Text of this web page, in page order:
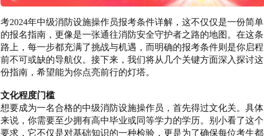
考2024年中级消防设施操作员报考条件详解，这不仅仅是一份简单
的报名指南，更像是一张通往消防安全守护者之路的地图。在这条
路上，每一步都充满了挑战与机遇，而明确的报考条件则是你启程
前不可或缺的导航仪。接下来，我们将从几个关键方面深入探讨这
份指南，希望能为你点亮前行的灯塔。
文化程度门槛
想要成为一名合格的中级消防设施操作员，首先得过文化关。具体
来说，你需要至少拥有高中毕业或同等学力的学历。别小看了这个
要求，它不仅是对基础知识的一种检验，更是为了确保每位考生都